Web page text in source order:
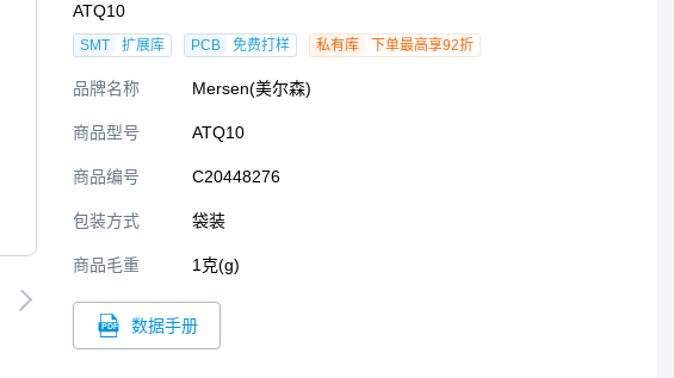
ATQ10
SMT 扩展库 PCB 免费打样 私有库 下单最高享92折
品牌名称 Mersen(美尔森)
商品型号 ATQ10
商品编号 C20448276
包装方式 袋装
商品毛重 1克(g)
数据手册